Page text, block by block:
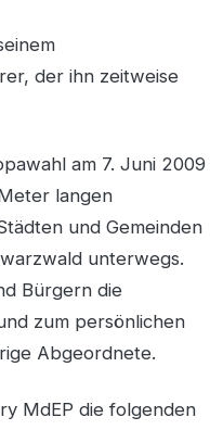
der ihn zeitweise
am 7. Juni 2009
langen
und Gemeinden
unterwegs.
Bürgern die
zum persönlichen
Abgeordnete.
MdEP die folgenden